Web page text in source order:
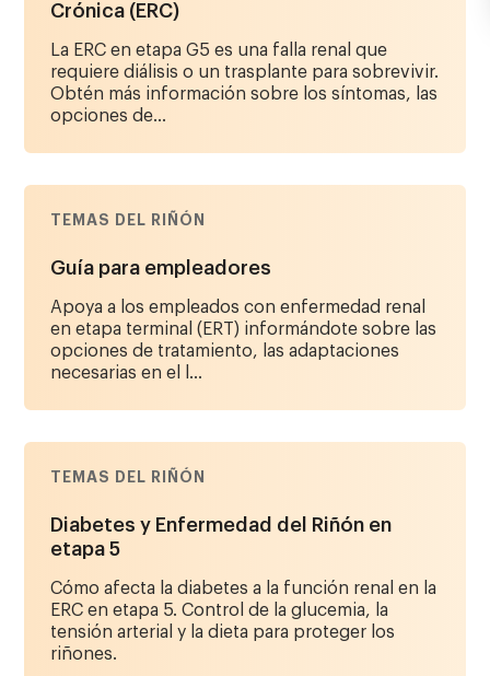
Crónica (ERC)
La ERC en etapa G5 es una falla renal que
requiere diálisis o un trasplante para sobrevivir.
Obtén más información sobre los síntomas, las
opciones de...
TEMAS DEL RIÑÓN
Guía para empleadores
Apoya a los empleados con enfermedad renal
en etapa terminal (ERT) informándote sobre las
opciones de tratamiento, las adaptaciones
necesarias en el l...
TEMAS DEL RIÑÓN
Diabetes y Enfermedad del Riñón en
etapa 5
Cómo afecta la diabetes a la función renal en la
ERC en etapa 5. Control de la glucemia, la
tensión arterial y la dieta para proteger los
riñones.